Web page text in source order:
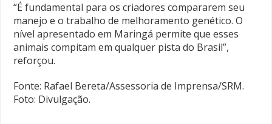
“É fundamental para os criadores compararem seu
manejo e o trabalho de melhoramento genético. O
nível apresentado em Maringá permite que esses
animais compitam em qualquer pista do Brasil”,
reforçou.
Fonte: Rafael Bereta/Assessoria de Imprensa/SRM.
Foto: Divulgação.